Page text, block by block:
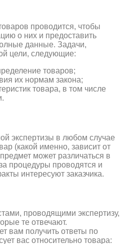
проводится, чтобы
о них и предоставить
данные. Задачи,
цели, следующие:
товаров;
их нормам закона;
товара, в том числе
экспертизы в любом случае
(какой именно, зависит от
может различаться в
процедуры проводятся и
интересуют заказчика.
проводящими экспертизу,
те отвечают.
вам получить ответы по
вас относительно товара: